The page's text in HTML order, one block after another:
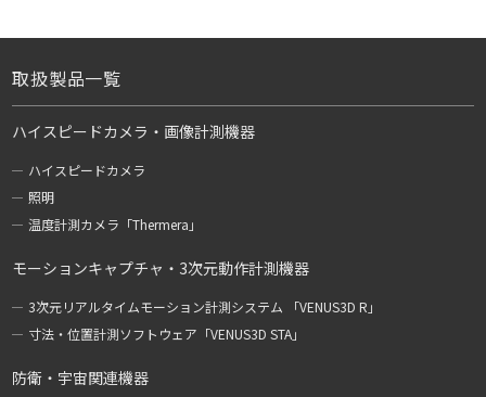
取扱製品一覧
ハイスピードカメラ・画像計測機器
ハイスピードカメラ
照明
温度計測カメラ「Thermera」
モーションキャプチャ・3次元動作計測機器
3次元リアルタイムモーション計測システム 「VENUS3D R」
寸法・位置計測ソフトウェア「VENUS3D STA」
防衛・宇宙関連機器